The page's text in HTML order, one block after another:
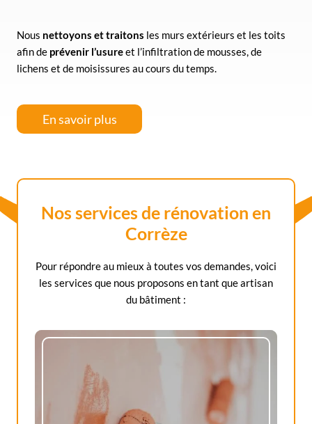
Nous nettoyons et traitons les murs extérieurs et les toits
afin de prévenir l’usureet l’infiltration de mousses, de
lichens et de moisissures au cours du temps.
En savoir plus
Nos services de rénovation en
Corrèze
Pour répondre au mieux à toutes vos demandes, voici
les services que nous proposons en tant que artisan
du bâtiment :